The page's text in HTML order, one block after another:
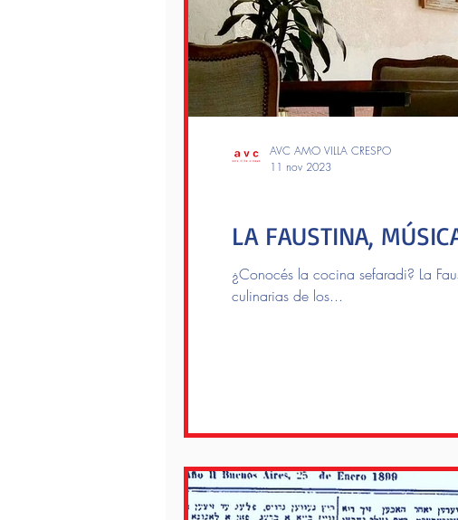
LA FAUSTINA,
¿Conocés la cocina sefaradi? La
culinarias de los...
AVC AMO VILLA CRESPO
11 nov 2023